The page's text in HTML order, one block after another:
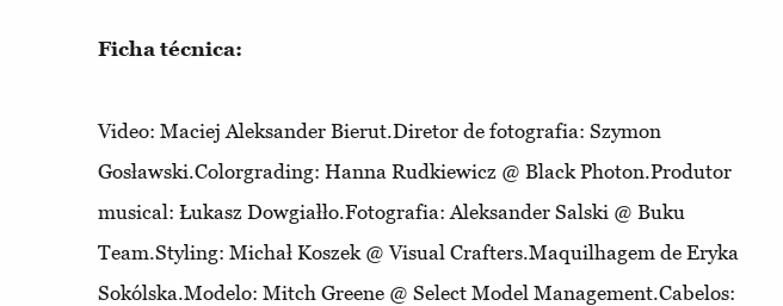
Ficha técnica:
Video: Maciej Aleksander Bierut.Diretor de fotografia: Szymon
Gosławski.Colorgrading: Hanna Rudkiewicz @ Black Photon.Produtor
musical: Łukasz Dowgiałło.Fotografia: Aleksander Salski @ Buku
Team.Styling: Michał Koszek @ Visual Crafters.Maquilhagem de Eryka
Sokólska.Modelo: Mitch Greene @ Select Model Management.Cabelos: